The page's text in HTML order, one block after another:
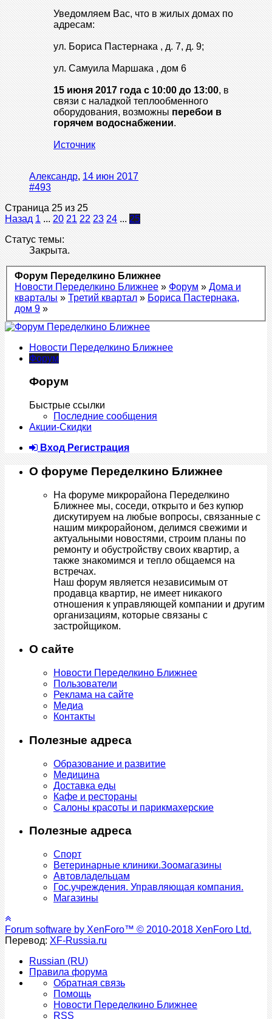
Уведомляем Вас, что в жилых домах по
адресам:
ул. Бориса Пастернака , д. 7, д. 9;
ул. Самуила Маршака , дом 6
15 июня 2017 года с 10:00 до 13:00, в
связи с наладкой теплообменного
оборудования, возможны перебои в
горячем водоснабжении.
Источник
Александр, 14 июн 2017
#493
Страница 25 из 25
Назад 1 ... 20 21 22 23 24 ... 25
Статус темы:
Закрыта.
Форум Переделкино Ближнее
Новости Переделкино Ближнее » Форум » Дома и
кварталы » Третий квартал » Бориса Пастернака,
дом 9 »
Новости Переделкино Ближнее
Форум
Форум
Быстрые ссылки
Последние сообщения
Акции-Скидки
Вход Регистрация
О форуме Переделкино Ближнее
На форуме микрорайона Переделкино
Ближнее мы, соседи, открыто и без купюр
дискутируем на любые вопросы, связанные с
нашим микрорайоном, делимся свежими и
актуальными новостями, строим планы по
ремонту и обустройству своих квартир, а
также знакомимся и тепло общаемся на
встречах.
Наш форум является независимым от
продавца квартир, не имеет никакого
отношения к управляющей компании и другим
организациям, которые связаны с
застройщиком.
О сайте
Новости Переделкино Ближнее
Пользователи
Реклама на сайте
Медиа
Контакты
Полезные адреса
Образование и развитие
Медицина
Доставка еды
Кафе и рестораны
Салоны красоты и парикмахерские
Полезные адреса
Спорт
Ветеринарные клиники.Зоомагазины
Автовладельцам
Гос.учреждения. Управляющая компания.
Магазины
Forum software by XenForo™ © 2010-2018 XenForo Ltd.
Перевод: XF-Russia.ru
Russian (RU)
Правила форума
Обратная связь
Помощь
Новости Переделкино Ближнее
RSS